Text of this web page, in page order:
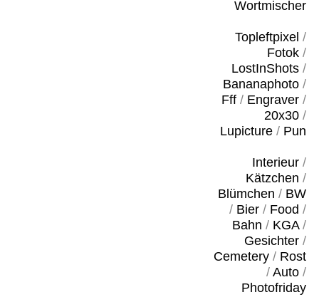
Wortmischer
Topleftpixel /
Fotok/
LostInShots/
Bananaphoto/
Fff/ Engraver/
20x30/
Lupicture/ Pun
Interieur/
Kätzchen /
Blümchen / BW
/ Bier/ Food /
Bahn / KGA/
Gesichter/
Cemetery/ Rost
/ Auto/
Photofriday